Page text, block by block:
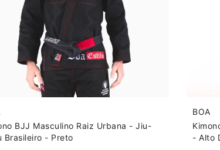
BJJ Masculino Raiz Urbana - Jiu-
Brasileiro - Preto
BOA
- Alto